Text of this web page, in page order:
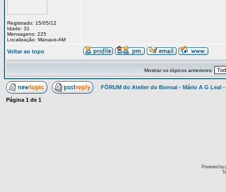
Registrado: 15/05/12
Idade: 31
Mensagens: 225
Localização: Manaus-AM
Voltar ao topo
Mostrar os tópicos anteriores:
FÓRUM do Atelier do Bonsai - Mário A G Leal
Página 1 de 1
Powered by